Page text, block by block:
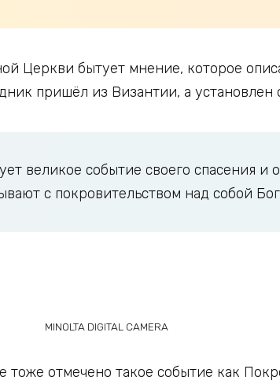
Церкви бытует мнение, которое
пришёл из Византии, а
великое событие своего спасения
с покровительством над собой
MINOLTA DIGITAL CAMERA
тоже отмечено такое событие как